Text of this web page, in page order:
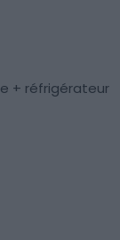
+ réfrigérateur